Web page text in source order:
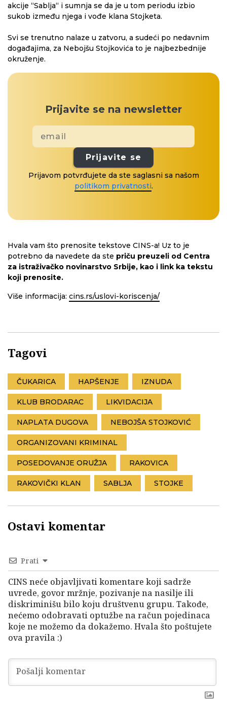
akcije “Sablja“ i sumnja se da je u tom periodu izbio
sukob između njega i vođe klana Stojketa.
Svi se trenutno nalaze u zatvoru, a sudeći po nedavnim
događajima, za Nebojšu Stojkovića to je najbezbednije
okruženje.
Prijavite se na newsletter
Prijavite se
Prijavom potvrđujete da ste saglasni sa našom
politikom privatnosti.
Hvala vam što prenosite tekstove CINS-a! Uz to je
potrebno da navedete da ste priču preuzeli od Centra
za istraživačko novinarstvo Srbije, kao i link ka tekstu
koji prenosite.
Više informacija: cins.rs/uslovi-koriscenja/
Tagovi
ČUKARICA HAPŠENJE IZNUDA
KLUB BRODARAC LIKVIDACIJA
NAPLATA DUGOVA NEBOJŠA STOJKOVIĆ
ORGANIZOVANI KRIMINAL
POSEDOVANJE ORUŽJA RAKOVICA
RAKOVIČKI KLAN SABLJA STOJKE
Ostavi komentar
Prati
CINS neće objavljivati komentare koji sadrže
uvrede, govor mržnje, pozivanje na nasilje ili
diskriminišu bilo koju društvenu grupu. Takođe,
nećemo odobravati optužbe na račun pojedinaca
koje ne možemo da dokažemo. Hvala što poštujete
ova pravila :)